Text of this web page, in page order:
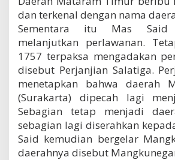
dan terkenal dengan nama
Sementara itu Mas
melanjutkan perlawanan.
1757 terpaksa mengadakan
disebut Perjanjian Salatiga.
menetapkan bahwa daerah
(Surakarta) dipecah lagi
Sebagian tetap menjadi
sebagian lagi diserahkan
Said kemudian bergelar
daerahnya disebut